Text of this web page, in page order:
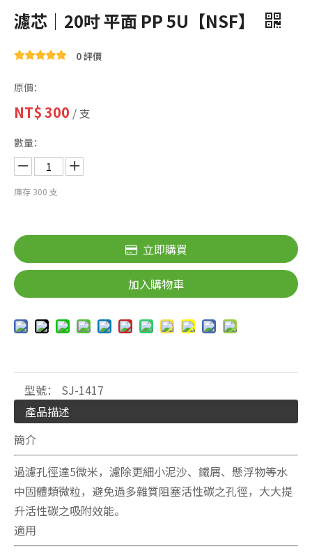
濾芯｜20吋 平面 PP 5U【NSF】
0 評價
原價：
NT$300 / 支
數量：
庫存 300 支
立即購買
加入購物車
型號：
SJ-1417
產品描述
簡介
過濾孔徑達5微米，濾除更細小泥沙、鐵屑、懸浮物等水
中固體類微粒，避免過多雜質阻塞活性碳之孔徑，大大提
升活性碳之吸附效能。
適用